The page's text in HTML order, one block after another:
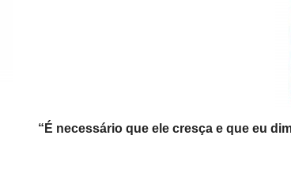
“É necessário que ele cresça e que eu